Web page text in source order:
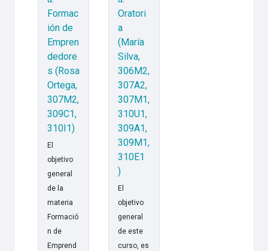
Formac
ión de
Empren
dedore
s (Rosa
Ortega,
307M2,
309C1,
310I1)
El
objetivo
general
de la
materia
Formació
n de
Emprend
Oratori
a
(María
Silva,
306M2,
307A2,
307M1,
310U1,
309A1,
309M1,
310E1
)
El
objetivo
general
de este
curso, es